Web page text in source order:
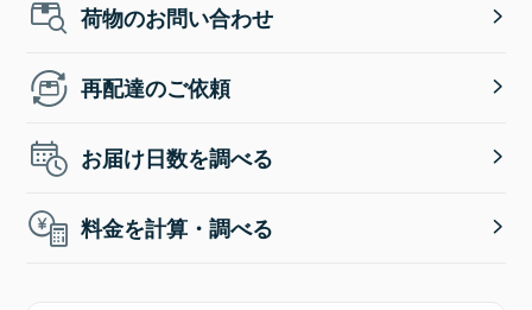
荷物のお問い合わせ
再配達のご依頼
お届け日数を調べる
料金を計算・調べる